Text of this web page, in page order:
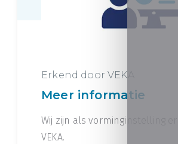
Erkend door VEKA
Meer informatie
Wij zijn als vorminginstelling
VEKA.